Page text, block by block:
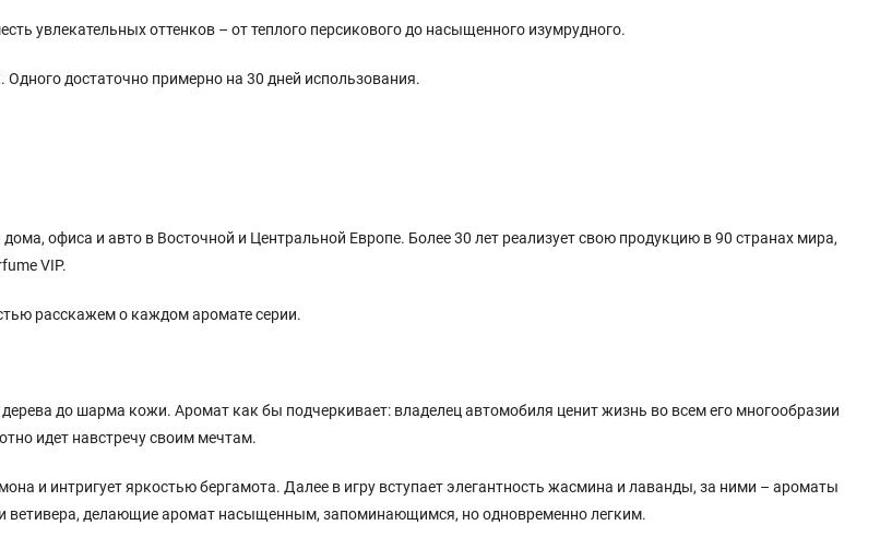
увлекательных оттенков – от теплого персикового до насыщенного изумрудного.
достаточно примерно на 30 дней использования.
офиса и авто в Восточной и Центральной Европе. Более 30 лет реализует свою продукцию в 90 странах мира,
VIP.
расскажем о каждом аромате серии.
до шарма кожи. Аромат как бы подчеркивает: владелец автомобиля ценит жизнь во всем его многообразии
идет навстречу своим мечтам.
и интригует яркостью бергамота. Далее в игру вступает элегантность жасмина и лаванды, за ними – ароматы
ветивера, делающие аромат насыщенным, запоминающимся, но одновременно легким.